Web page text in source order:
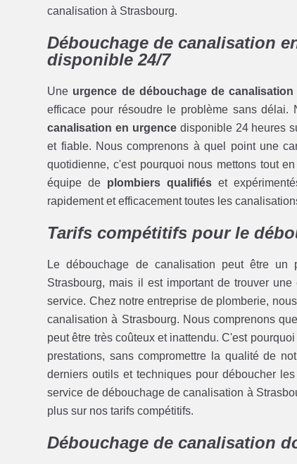
canalisation à Strasbourg.
Débouchage de canalisation
disponible 24/7
Une urgence de débouchage de
efficace pour résoudre le problème sans délai.
canalisation en urgencedisponible 24 heures
et fiable. Nous comprenons à quel point une
quotidienne, c'est pourquoi nous mettons tout
équipe de plombiers qualifiés et
rapidement et efficacement toutes les
Tarifs compétitifs pour le
Le débouchage de canalisation peut être un
Strasbourg, mais il est important de trouver
service. Chez notre entreprise de plomberie,
canalisation à Strasbourg. Nous comprenons
peut être très coûteux et inattendu. C'est
prestations, sans compromettre la qualité de
derniers outils et techniques pour déboucher
service de débouchage de canalisation à
plus sur nos tarifs compétitifs.
Débouchage de canalisation